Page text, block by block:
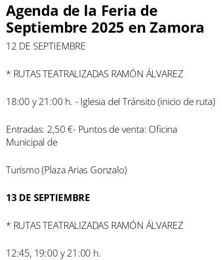
Agenda de la Feria de
Septiembre 2025 en Zamora
12 DE SEPTIEMBRE
* RUTAS TEATRALIZADAS RAMÓN ÁLVAREZ
18:00 y 21:00 h. - Iglesia del Tránsito (inicio de ruta)
Entradas: 2,50 €- Puntos de venta: Oficina
Municipal de
Turismo (Plaza Arias Gonzalo)
13 DE SEPTIEMBRE
* RUTAS TEATRALIZADAS RAMÓN ÁLVAREZ
12:45, 19:00 y 21:00 h.